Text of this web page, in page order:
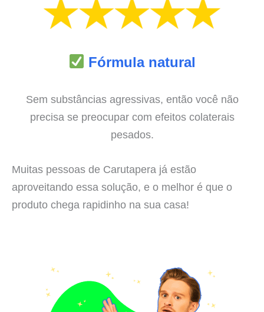
Fórmula natural
Sem substâncias agressivas, então você não
precisa se preocupar com efeitos colaterais
pesados.
Muitas pessoas de Carutapera já estão
aproveitando essa solução, e o melhor é que o
produto chega rapidinho na sua casa!